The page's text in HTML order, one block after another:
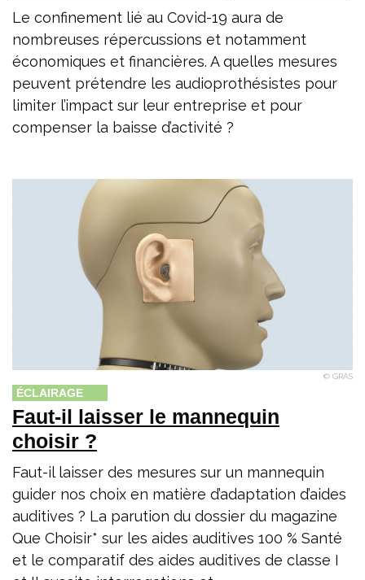
Le confinement lié au Covid-19 aura de
nombreuses répercussions et notamment
économiques et financières. A quelles mesures
peuvent prétendre les audioprothésistes pour
limiter l’impact sur leur entreprise et pour
compenser la baisse d’activité ?
© GRAS
ÉCLAIRAGE
Faut-il laisser le mannequin
choisir ?
Faut-il laisser des mesures sur un mannequin
guider nos choix en matière d’adaptation d’aides
auditives ? La parution du dossier du magazine
Que Choisir* sur les aides auditives 100 % Santé
et le comparatif des aides auditives de classe I